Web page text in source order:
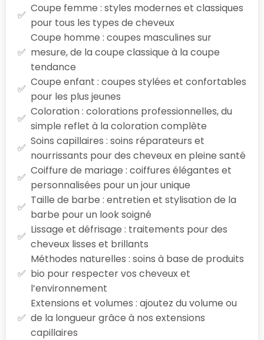
Coupe femme : styles modernes et classiques
pour tous les types de cheveux
Coupe homme : coupes masculines sur
mesure, de la coupe classique à la coupe
tendance
Coupe enfant : coupes stylées et confortables
pour les plus jeunes
Coloration : colorations professionnelles, du
simple reflet à la coloration complète
Soins capillaires : soins réparateurs et
nourrissants pour des cheveux en pleine santé
Coiffure de mariage : coiffures élégantes et
personnalisées pour un jour unique
Taille de barbe : entretien et stylisation de la
barbe pour un look soigné
Lissage et défrisage : traitements pour des
cheveux lisses et brillants
Méthodes naturelles : soins à base de produits
bio pour respecter vos cheveux et
l’environnement
Extensions et volumes : ajoutez du volume ou
de la longueur grâce à nos extensions
capillaires